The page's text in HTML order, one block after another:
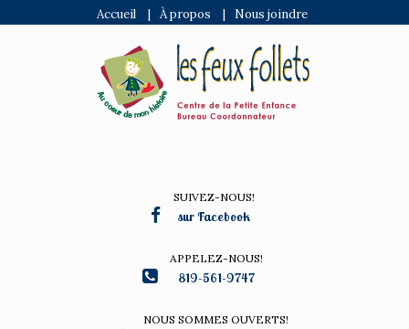
Accueil | À propos | Nous joindre
SUIVEZ-NOUS!
sur Facebook
APPELEZ-NOUS!
819-561-9747
NOUS SOMMES OUVERTS!